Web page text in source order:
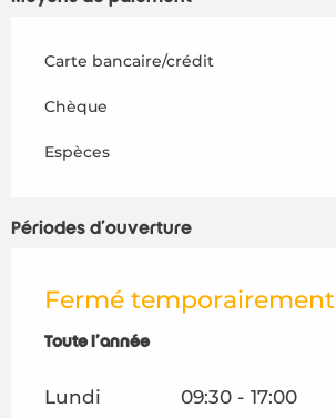
Carte bancaire/crédit
Chèque
Espèces
Périodes d'ouverture
Fermé temporairement
Toute l'année
Toute l'année
Lundi 09:30 - 17:00